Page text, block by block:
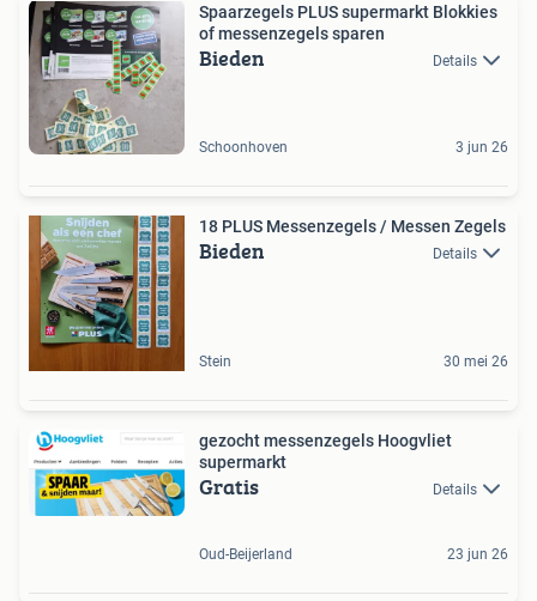
Spaarzegels PLUS supermarkt Blokkies
of messenzegels sparen
Bieden Details
Schoonhoven 3 jun 26
18 PLUS Messenzegels / Messen Zegels
Bieden Details
Stein 30 mei 26
gezocht messenzegels Hoogvliet
supermarkt
Gratis Details
Oud-Beijerland 23 jun 26